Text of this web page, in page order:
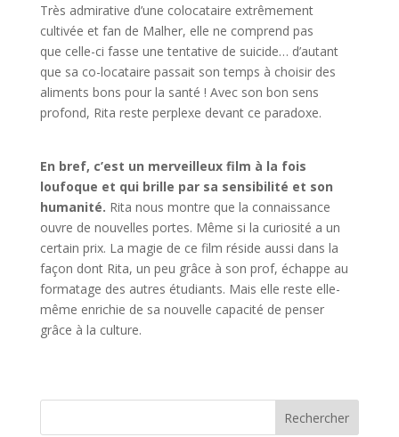
Très admirative d’une colocataire extrêmement
cultivée et fan de Malher, elle ne comprend pas
que celle-ci fasse une tentative de suicide… d’autant
que sa co-locataire passait son temps à choisir des
aliments bons pour la santé ! Avec son bon sens
profond, Rita reste perplexe devant ce paradoxe.
En bref, c’est un merveilleux film à la fois
loufoque et qui brille par sa sensibilité et son
humanité. Rita nous montre que la connaissance
ouvre de nouvelles portes. Même si la curiosité a un
certain prix. La magie de ce film réside aussi dans la
façon dont Rita, un peu grâce à son prof, échappe au
formatage des autres étudiants. Mais elle reste elle-
même enrichie de sa nouvelle capacité de penser
grâce à la culture.
Rechercher